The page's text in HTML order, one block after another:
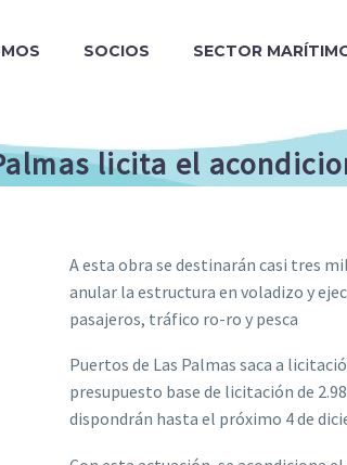
SOCIOS SECTOR
licita el
A esta obra se destinarán casi tres
anular la estructura en voladizo y
pasajeros, tráfico ro-ro y pesca
Puertos de Las Palmas saca a
presupuesto base de licitación de
dispondrán hasta el próximo 4 de